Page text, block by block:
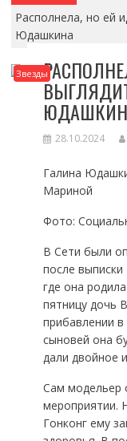
Располнела, но ей
Юдашкина
Звезды
28.10.2024
Галина
Мариной
Фото:
В Сети были
после
где она
пятницу дочь
прибавлении
сыновей она
дали двойное
Сам модельер
мероприятии.
Гонконг ему